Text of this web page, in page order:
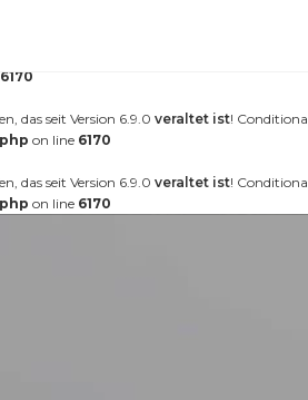
6170
das seit Version 6.9.0 veraltet ist!
on line 6170
das seit Version 6.9.0 veraltet ist!
on line 6170